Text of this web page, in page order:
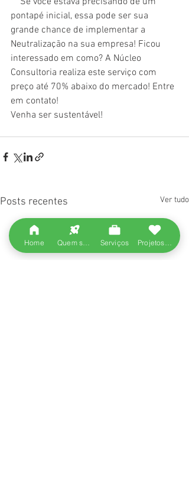
pontapé inicial, essa pode ser sua
grande chance de implementar a
Neutralização na sua empresa! Ficou
interessado em como? A Núcleo
Consultoria realiza este serviço com
preço até 70% abaixo do mercado! Entre
em contato!
Venha ser sustentável!
Posts recentes Ver tudo
Home Serviços